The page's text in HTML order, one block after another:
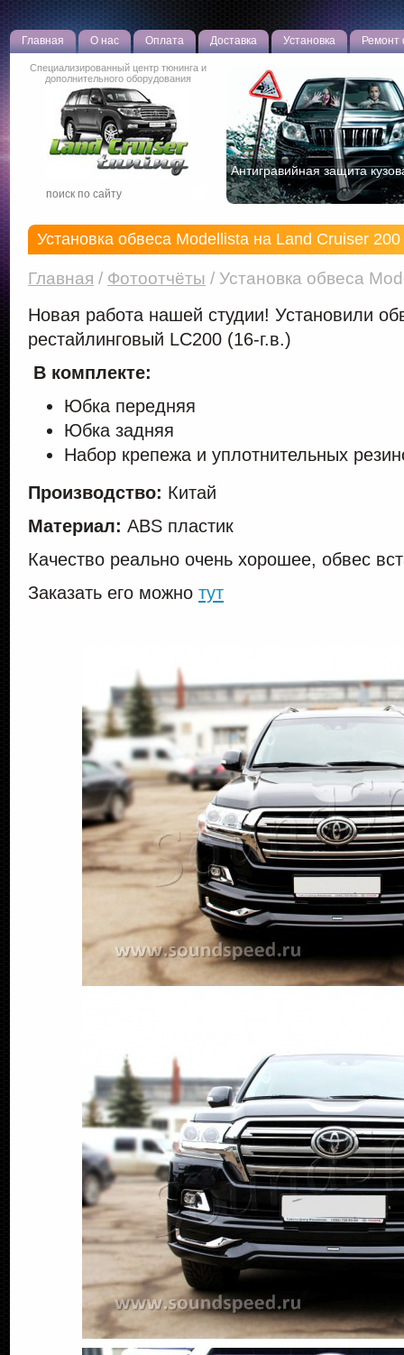
Главная О нас Оплата Доставка Установка Ремонт
Специализированный центр тюнинга и
дополнительного оборудования
Антигравийная защита
Установка обвеса Modellista на Land Cruiser 200
Главная / Фотоотчёты / Установка обвеса
Новая работа нашей студии! Установили
рестайлинговый LC200 (16-г.в.)
В комплекте:
Юбка передняя
Юбка задняя
Набор крепежа и уплотнительных
Производство: Китай
Материал: ABS пластик
Качество реально очень хорошее, обвес
Заказать его можно тут